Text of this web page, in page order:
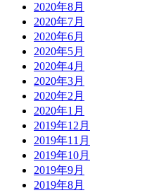
2020年8月
2020年7月
2020年6月
2020年5月
2020年4月
2020年3月
2020年2月
2020年1月
2019年12月
2019年11月
2019年10月
2019年9月
2019年8月